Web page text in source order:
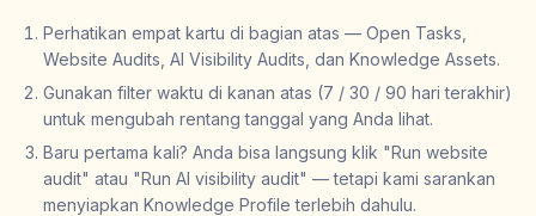
Perhatikan empat kartu di bagian atas — Open Tasks,
Website Audits, AI Visibility Audits, dan Knowledge Assets.
Gunakan filter waktu di kanan atas (7 / 30 / 90 hari terakhir)
untuk mengubah rentang tanggal yang Anda lihat.
Baru pertama kali? Anda bisa langsung klik "Run website
audit" atau "Run AI visibility audit" — tetapi kami sarankan
menyiapkan Knowledge Profile terlebih dahulu.